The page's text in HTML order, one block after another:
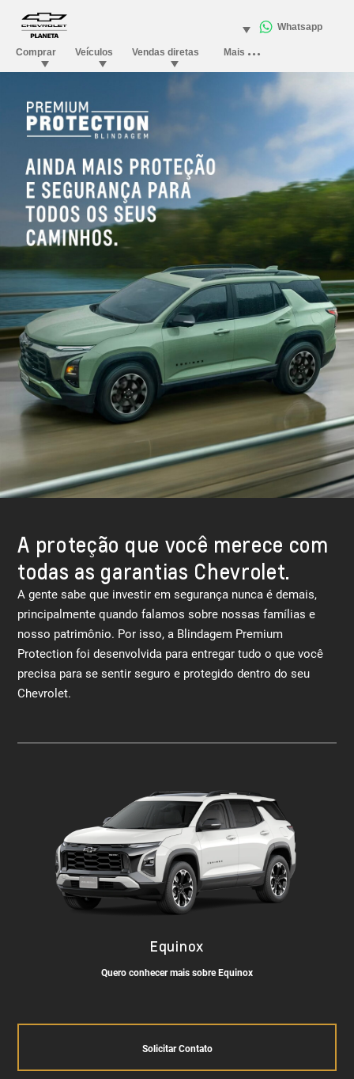
A proteção que você merece com
todas as garantias Chevrolet.
A gente sabe que investir em segurança nunca é demais,
principalmente quando falamos sobre nossas famílias e
nosso patrimônio. Por isso, a Blindagem Premium
Protection foi desenvolvida para entregar tudo o que você
precisa para se sentir seguro e protegido dentro do seu
Chevrolet.
Equinox
Quero conhecer mais sobre Equinox
Solicitar Contato